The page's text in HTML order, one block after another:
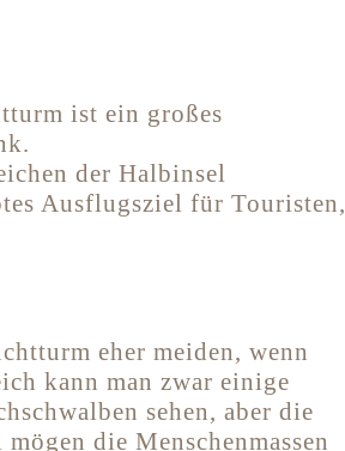
ist ein großes
der Halbinsel
Ausflugsziel für Touristen,
eher meiden, wenn
kann man zwar einige
sehen, aber die
die Menschenmassen